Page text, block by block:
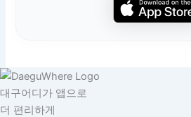
대구어디가 앱으로
더 편리하게